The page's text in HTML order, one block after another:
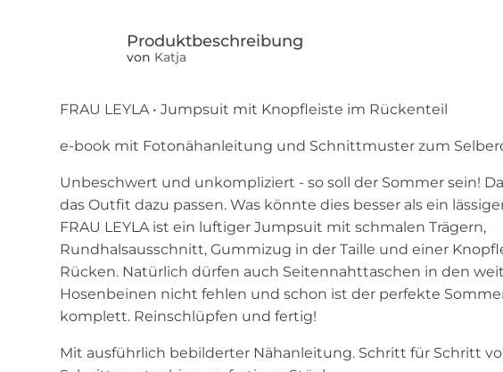
von Katja
FRAU LEYLA • Jumpsuit mit Knopfleiste im Rückenteil
e-book mit Fotonähanleitung und Schnittmuster zum
Unbeschwert und unkompliziert - so soll der Sommer sein!
das Outfit dazu passen. Was könnte dies besser als ein
FRAU LEYLA ist ein luftiger Jumpsuit mit schmalen Trägern,
Rundhalsausschnitt, Gummizug in der Taille und einer
Rücken. Natürlich dürfen auch Seitennahttaschen in den
Hosenbeinen nicht fehlen und schon ist der perfekte
komplett. Reinschlüpfen und fertig!
Mit ausführlich bebilderter Nähanleitung. Schritt für Schritt